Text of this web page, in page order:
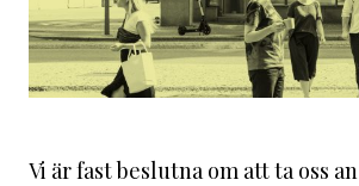
Vi är fast beslutna om att ta oss an